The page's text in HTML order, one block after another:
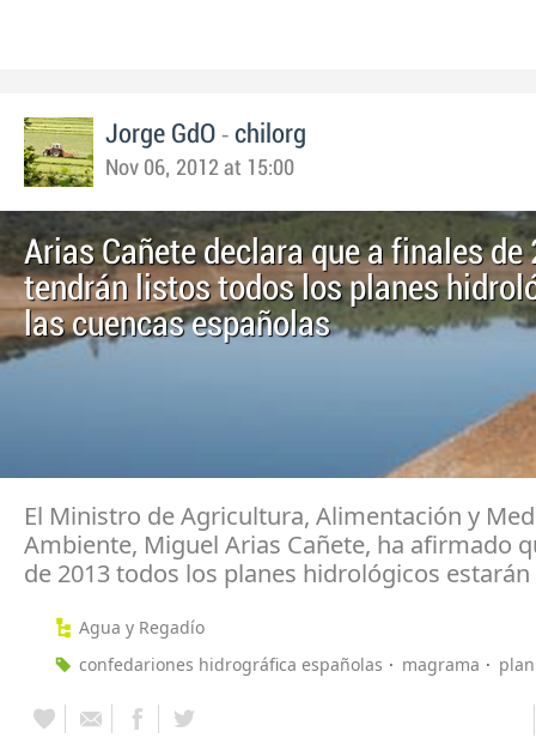
Jorge GdO - chilorg
Nov 06, 2012 at 15:00
Arias Cañete declara que a finales de
tendrán listos todos los planes
las cuencas españolas
El Ministro de Agricultura, Alimentación y
Ambiente, Miguel Arias Cañete, ha afirmado
de 2013 todos los planes hidrológicos
Agua y Regadío
confedariones hidrográfica españolas
magrama